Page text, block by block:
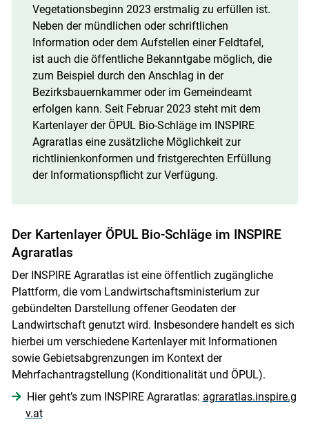
Vegetationsbeginn 2023 erstmalig zu erfüllen ist.
Neben der mündlichen oder schriftlichen
Information oder dem Aufstellen einer Feldtafel,
ist auch die öffentliche Bekanntgabe möglich, die
zum Beispiel durch den Anschlag in der
Bezirksbauernkammer oder im Gemeindeamt
erfolgen kann. Seit Februar 2023 steht mit dem
Kartenlayer der ÖPUL Bio-Schläge im INSPIRE
Agraratlas eine zusätzliche Möglichkeit zur
richtlinienkonformen und fristgerechten Erfüllung
der Informationspflicht zur Verfügung.
Der Kartenlayer ÖPUL Bio-Schläge im INSPIRE
Agraratlas
Der INSPIRE Agraratlas ist eine öffentlich zugängliche
Plattform, die vom Landwirtschaftsministerium zur
gebündelten Darstellung offener Geodaten der
Landwirtschaft genutzt wird. Insbesondere handelt es sich
hierbei um verschiedene Kartenlayer mit Informationen
sowie Gebietsabgrenzungen im Kontext der
Mehrfachantragstellung (Konditionalität und ÖPUL).
Hier geht’s zum INSPIRE Agraratlas: agraratlas.inspire.g
v.at